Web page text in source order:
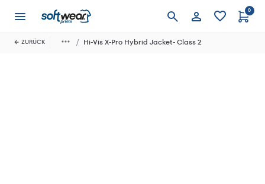
Anmelden
0
ZURÜCK Hi-Vis X-Pro Hybrid Jacket- Class 2